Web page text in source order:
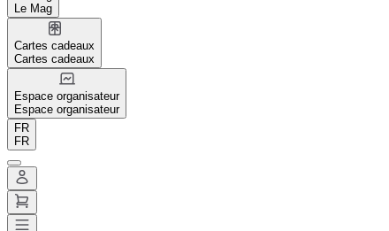
Le Mag
Cartes cadeaux
Cartes cadeaux
Espace organisateur
Espace organisateur
FR
FR